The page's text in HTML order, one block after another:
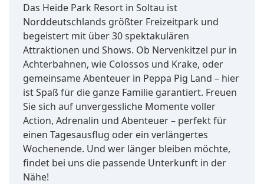
Das Heide Park Resort in Soltau ist
Norddeutschlands größter Freizeitpark und
begeistert mit über 30 spektakulären
Attraktionen und Shows. Ob Nervenkitzel pur in
Achterbahnen, wie Colossos und Krake, oder
gemeinsame Abenteuer in Peppa Pig Land – hier
ist Spaß für die ganze Familie garantiert. Freuen
Sie sich auf unvergessliche Momente voller
Action, Adrenalin und Abenteuer – perfekt für
einen Tagesausflug oder ein verlängertes
Wochenende. Und wer länger bleiben möchte,
findet bei uns die passende Unterkunft in der
Nähe!